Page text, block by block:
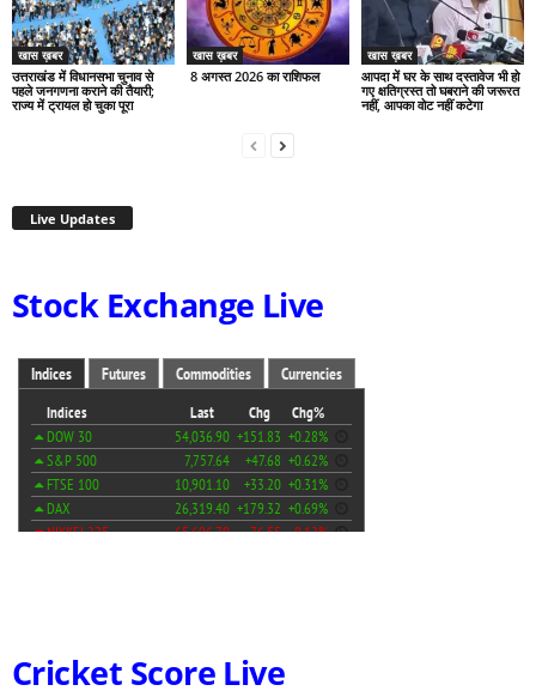
खास ख़बर
उत्तराखंड में विधानसभा चुनाव से
पहले जनगणना कराने की तैयारी;
राज्य में ट्रायल हो चुका पूरा
खास ख़बर
8 अगस्त 2026 का राशिफल
खास ख़बर
आपदा में घर के साथ दस्तावेज भी हो
गए क्षतिग्रस्त तो घबराने की जरूरत
नहीं, आपका वोट नहीं कटेगा
Live Updates
Stock Exchange Live
Cricket Score Live